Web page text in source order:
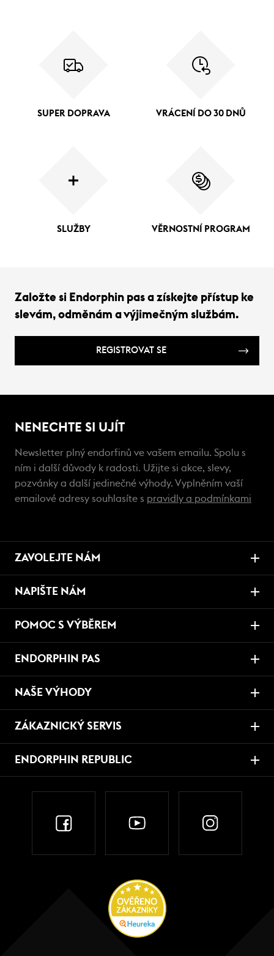
SUPER DOPRAVA VRÁCENÍ DO 30 DNŮ
SLUŽBY VĚRNOSTNÍ PROGRAM
Založte si Endorphin pas a získejte přístup ke
slevám, odměnám a výjimečným službám.
REGISTROVAT SE
NENECHTE SI UJÍT
Newsletter plný endorfinů ve vašem emailu. Spolu s
ním i další důvody k radosti. Užijte si akce, slevy,
pozvánky a další jedinečné výhody. Vyplněním vaší
emailové adresy souhlasíte s pravidly a podmínkami
ZAVOLEJTE NÁM
NAPIŠTE NÁM
POMOC S VÝBĚREM
ENDORPHIN PAS
NAŠE VÝHODY
ZÁKAZNICKÝ SERVIS
ENDORPHIN REPUBLIC